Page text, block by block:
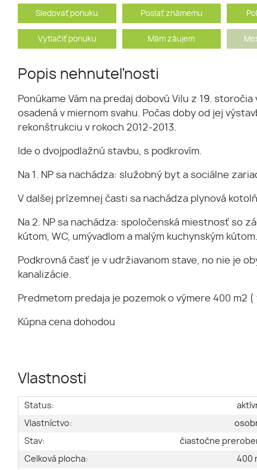
Sledovať ponuku Poslať známemu
Vytlačiť ponuku Mám záujem
Popis nehnuteľnosti
Ponúkame Vám na predaj dobovú Vilu z 19.
osadená v miernom svahu. Počas doby od jej
rekonštrukciu v rokoch 2012-2013.
Ide o dvojpodlažnú stavbu, s podkrovím.
Na 1. NP sa nachádza: služobný byt a sociálne
V dalšej prízemnej časti sa nachádza plynová
Na 2. NP sa nachádza: spoločenská miestnosť so
kútom, WC, umývadlom a malým kuchynským
Podkrovná časť je v udržiavanom stave, no nie je
kanalizácie.
Predmetom predaja je pozemok o výmere 400 m2
Kúpna cena dohodou
Vlastnosti
Status:
Vlastníctvo:
Stav:
čiastočne
Celková plocha:
400